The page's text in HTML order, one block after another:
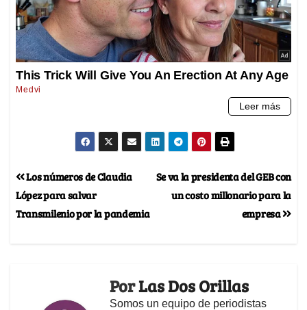
Se va la presidenta del GEB con
un costo millonario para la
empresa
Los números de Claudia
López para salvar
Transmilenio por la pandemia
PorLas Dos Orillas
Somos un equipo de periodistas